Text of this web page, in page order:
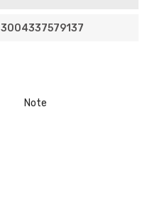
3004337579137
Note